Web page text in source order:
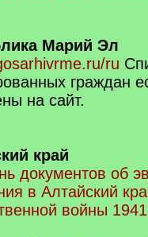
Марий Эл
ru
граждан
на сайт.
край
документов об
в Алтайский
войны